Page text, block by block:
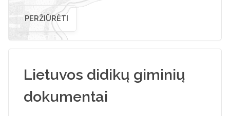
PERŽIŪRĖTI
Lietuvos didikų giminių
dokumentai